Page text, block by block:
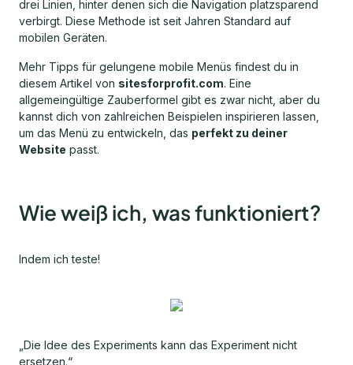
drei Linien, hinter denen sich die Navigation platzsparend
verbirgt. Diese Methode ist seit Jahren Standard auf
mobilen Geräten.
Mehr Tipps für gelungene mobile Menüs findest du in
diesem Artikel von sitesforprofit.com. Eine
allgemeingültige Zauberformel gibt es zwar nicht, aber du
kannst dich von zahlreichen Beispielen inspirieren lassen,
um das Menü zu entwickeln, das perfekt zu deiner
Website passt.
Wie weiß ich, was funktioniert?
Indem ich teste!
„Die Idee des Experiments kann das Experiment nicht
ersetzen.“